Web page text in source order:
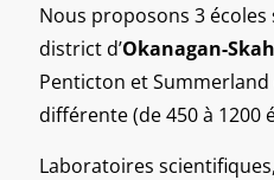
Nous proposons 3
district d’Okanagan-
Penticton et
différente (de 450 à 1200
Laboratoires